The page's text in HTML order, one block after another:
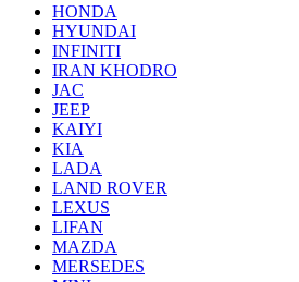
HONDA
HYUNDAI
INFINITI
IRAN KHODRO
JAC
JEEP
KAIYI
KIA
LADA
LAND ROVER
LEXUS
LIFAN
MAZDA
MERSEDES